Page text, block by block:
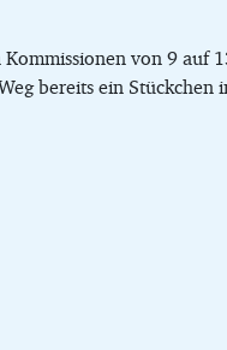
von 9 auf
bereits ein Stückchen